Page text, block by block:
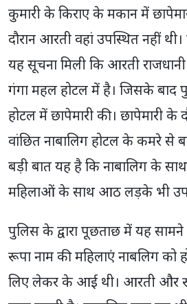
कुमारी के किराए के मकान में
दौरान आरती वहां उपस्थित नहीं
यह सूचना मिली कि आरती
गंगा महल होटल में है। जिसके बाद
होटल में छापेमारी की। छापेमारी के
वांछित नाबालिग होटल के कमरे से
बड़ी बात यह है कि नाबालिग के
महिलाओं के साथ आठ लड़के भी
पुलिस के द्वारा पूछताछ में यह
रूपा नाम की महिलाएं नाबलिग
लिए लेकर के आई थी। आरती और